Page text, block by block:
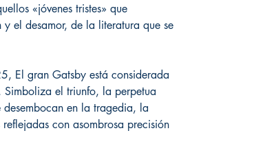
«jóvenes tristes» que
el desamor, de la literatura que se
El gran Gatsby está considerada
el triunfo, la perpetua
desembocan en la tragedia, la
con asombrosa precisión